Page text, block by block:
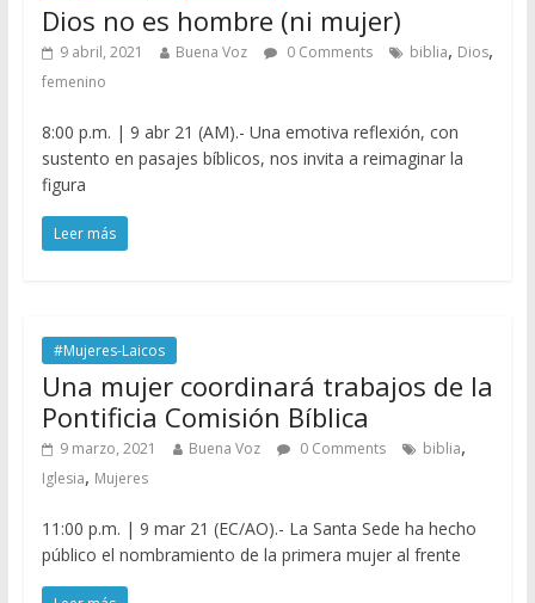
Dios no es hombre (ni mujer)
9 abril, 2021 Buena Voz 0 Comments biblia, Dios,
femenino
8:00 p.m. | 9 abr 21 (AM).- Una emotiva reflexión, con
sustento en pasajes bíblicos, nos invita a reimaginar la
figura
Leer más
#Mujeres-Laicos
Una mujer coordinará trabajos de la
Pontificia Comisión Bíblica
9 marzo, 2021 Buena Voz 0 Comments biblia,
Iglesia, Mujeres
11:00 p.m. | 9 mar 21 (EC/AO).- La Santa Sede ha hecho
público el nombramiento de la primera mujer al frente